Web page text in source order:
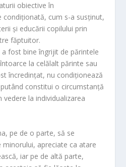
obiective în
condiţionată, cum s-a susţinut,
şi educării copilului prin
făptuitor.
fost bine îngrijit de părintele
la celălalt părinte sau
încredinţat, nu condiţionează
constitui o circumstanţă
la individualizarea
pe de o parte, să se
apreciate ca atare
iar pe de altă parte,